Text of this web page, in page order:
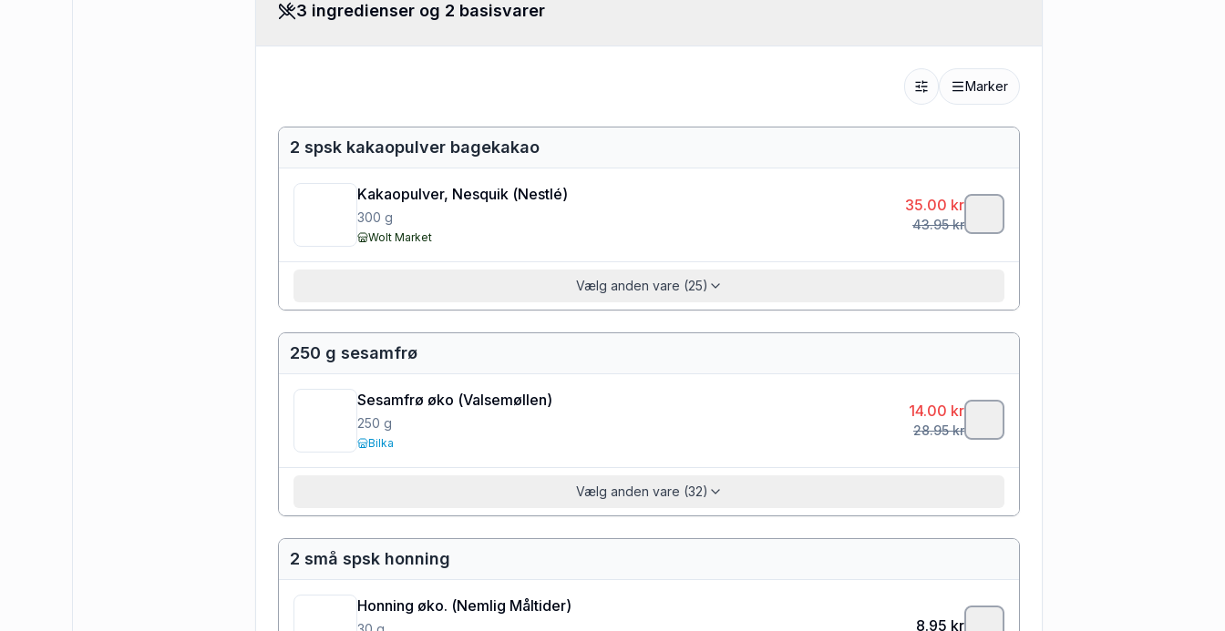
3 ingredienser og 2 basisvarer
Marker
2 spsk kakaopulver bagekakao
Kakaopulver, Nesquik (Nestlé)
300 g
Wolt Market
35.00 kr
43.95kr
Vælg anden vare (25)
250 g sesamfrø
Sesamfrø øko (Valsemøllen)
250 g
Bilka
14.00 kr
28.95kr
Vælg anden vare (32)
2 små spsk honning
Honning øko. (Nemlig Måltider)
8.95 kr